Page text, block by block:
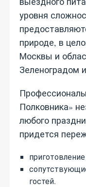
уровня
природе, в
Москвы и
Зеленоградом
Полковника»
любого
придется
гостей.